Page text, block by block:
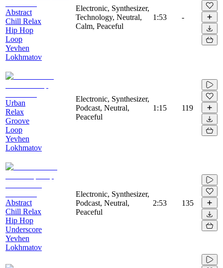
Abstract
Chill Relax
Hip Hop
Loop
Yevhen
Lokhmatov
Electronic, Synthesizer,
Technology, Neutral,
Calm, Peaceful
1:53 -
Urban
Relax
Groove
Loop
Yevhen
Lokhmatov
Electronic, Synthesizer,
Podcast, Neutral,
Peaceful
1:15 119
Abstract
Chill Relax
Hip Hop
Underscore
Yevhen
Lokhmatov
Electronic, Synthesizer,
Podcast, Neutral,
Peaceful
2:53 135